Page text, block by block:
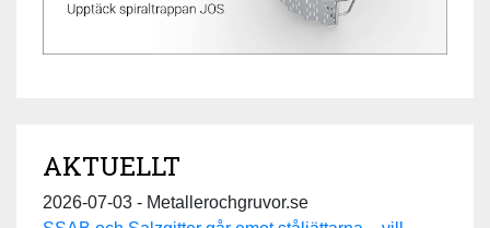
AKTUELLT
2026-07-03 - Metallerochgruvor.se